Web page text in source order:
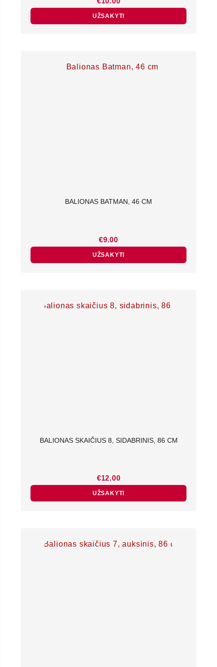
UŽSAKYTI
BALIONAS BATMAN, 46 CM
€9.00
UŽSAKYTI
BALIONAS SKAIČIUS 8, SIDABRINIS, 86 CM
€12.00
UŽSAKYTI